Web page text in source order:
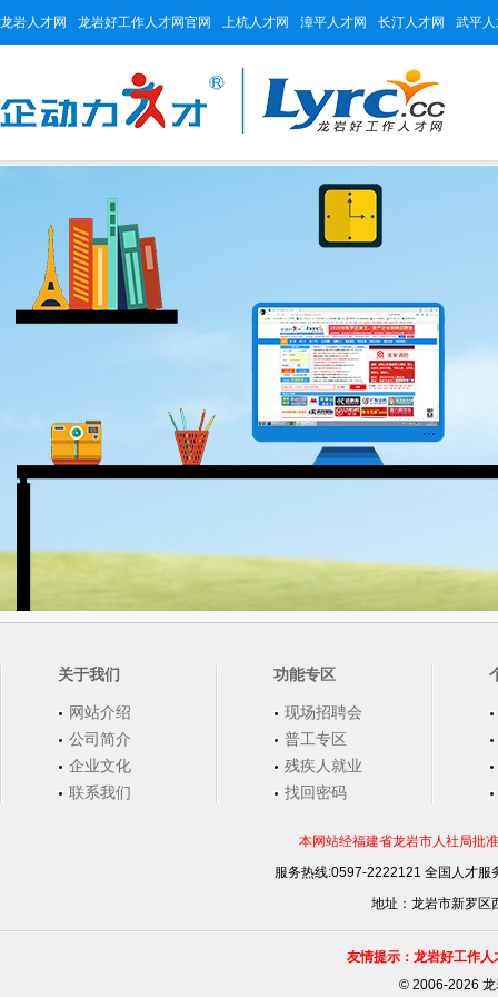
龙岩人才网 龙岩好工作人才网官网 上杭人才网 漳平人才网 长汀人才网 武平
关于我们
网站介绍
公司简介
企业文化
联系我们
功能专区
现场招聘会
普工专区
残疾人就业
找回密码
本网站经福建省龙岩市人社局批
服务热线:0597-2222121 全国人才
地址：龙岩市新罗区
友情提示：龙岩好工作
©2006-2026 龙